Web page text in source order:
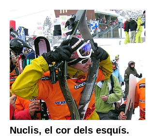
Nuclis, el cor dels esquís.